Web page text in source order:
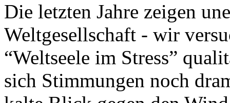
Die letzten Jahre zeigen
Weltgesellschaft - wir
“Weltseele im Stress”
sich Stimmungen noch